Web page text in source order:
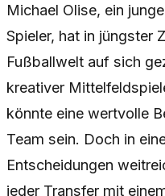
Michael Olise, ein
Spieler, hat in jüngster
Fußballwelt auf sich
kreativer
könnte eine wertvolle
Team sein. Doch in
Entscheidungen
jeder Transfer mit